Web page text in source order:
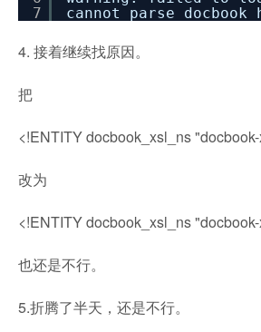
7
cannot parse
4. 接着继续找原因。
把
<!ENTITY docbook_xsl_ns
改为
<!ENTITY docbook_xsl_ns
也还是不行。
5.折腾了半天，还是不行。